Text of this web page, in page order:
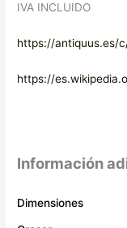
IVA INCLUIDO
https://antiquus.es/
https://
Información
Dimensiones